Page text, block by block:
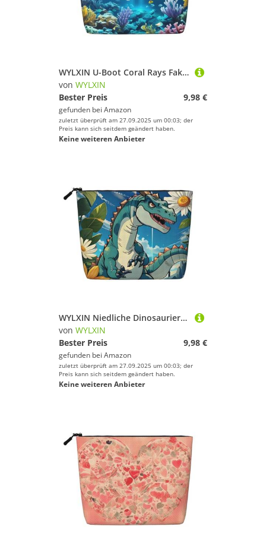
WYLXIN U-Boot Coral Rays Fake Hanf Make-up Tasche Umweltfreundlich und langlebig, einfaches Design, einfach Ihre Beauty-Essentials zu verstauen.
von WYLXIN
Bester Preis
9,98 €
gefunden bei Amazon
zuletzt überprüft am 27.09.2025 um 00:03; der
Preis kann sich seitdem geändert haben.
Keine weiteren Anbieter
WYLXIN Niedliche Dinosaurier-Make-up-Tasche aus künstlichem Hanf, umweltfreundlich und langlebig, einfaches Design, einfach Ihre Schönheitsutensilien aufzubewahren.
von WYLXIN
Bester Preis
9,98 €
gefunden bei Amazon
zuletzt überprüft am 27.09.2025 um 00:03; der
Preis kann sich seitdem geändert haben.
Keine weiteren Anbieter